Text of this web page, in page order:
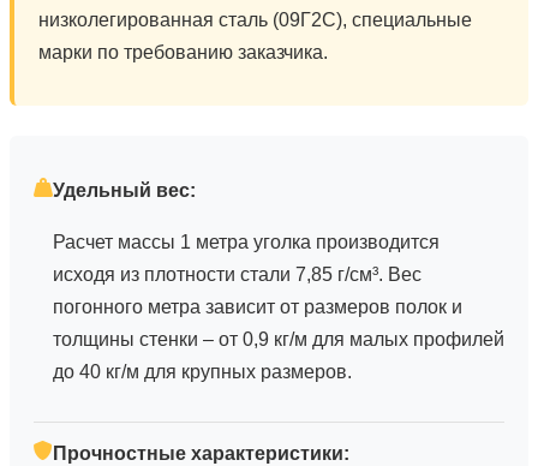
низколегированная сталь (09Г2С), специальные
марки по требованию заказчика.
Удельный вес:
Расчет массы 1 метра уголка производится
исходя из плотности стали 7,85 г/см³. Вес
погонного метра зависит от размеров полок и
толщины стенки – от 0,9 кг/м для малых профилей
до 40 кг/м для крупных размеров.
Прочностные характеристики: